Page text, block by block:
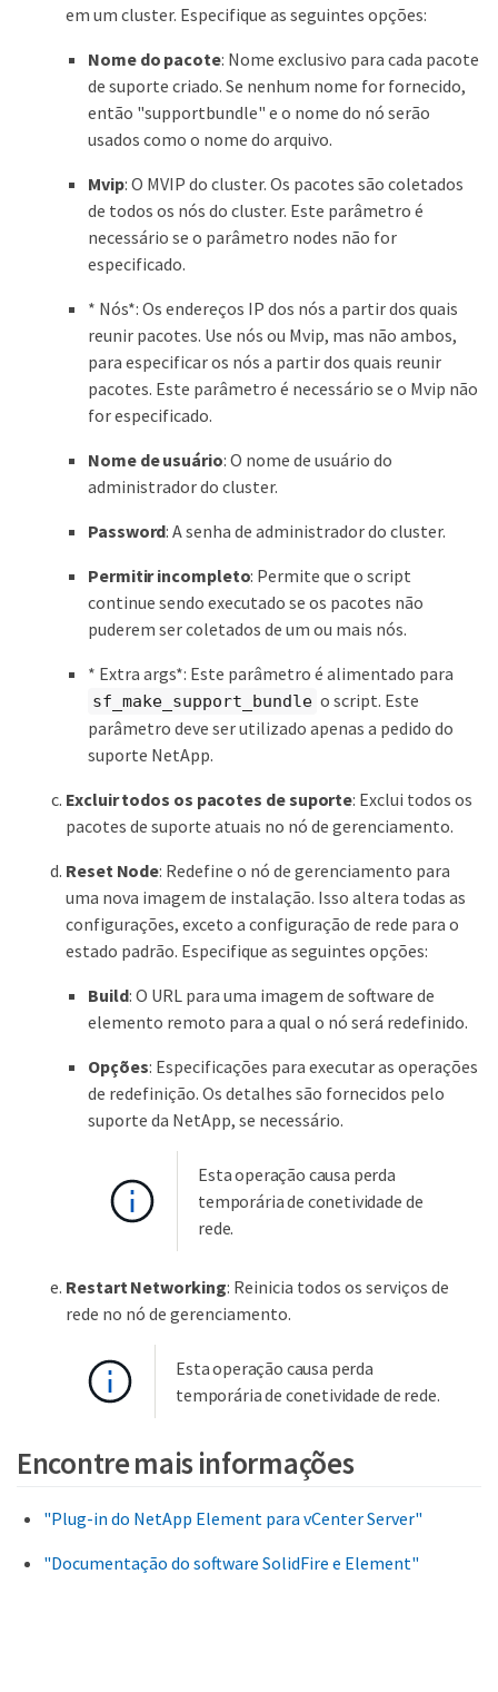
em um cluster. Especifique as seguintes opções:
Nome do pacote: Nome exclusivo para cada pacote
de suporte criado. Se nenhum nome for fornecido,
então "supportbundle" e o nome do nó serão
usados como o nome do arquivo.
Mvip: O MVIP do cluster. Os pacotes são coletados
de todos os nós do cluster. Este parâmetro é
necessário se o parâmetro nodes não for
especificado.
* Nós*: Os endereços IP dos nós a partir dos quais
reunir pacotes. Use nós ou Mvip, mas não ambos,
para especificar os nós a partir dos quais reunir
pacotes. Este parâmetro é necessário se o Mvip não
for especificado.
Nome de usuário: O nome de usuário do
administrador do cluster.
Password: A senha de administrador do cluster.
Permitir incompleto: Permite que o script
continue sendo executado se os pacotes não
puderem ser coletados de um ou mais nós.
* Extra args*: Este parâmetro é alimentado para
sf_make_support_bundle o script. Este
parâmetro deve ser utilizado apenas a pedido do
suporte NetApp.
Excluir todos os pacotes de suporte: Exclui todos os
pacotes de suporte atuais no nó de gerenciamento.
Reset Node: Redefine o nó de gerenciamento para
uma nova imagem de instalação. Isso altera todas as
configurações, exceto a configuração de rede para o
estado padrão. Especifique as seguintes opções:
Build: O URL para uma imagem de software de
elemento remoto para a qual o nó será redefinido.
Opções: Especificações para executar as operações
de redefinição. Os detalhes são fornecidos pelo
suporte da NetApp, se necessário.
Esta operação causa perda
temporária de conetividade de
rede.
Restart Networking: Reinicia todos os serviços de
rede no nó de gerenciamento.
Esta operação causa perda
temporária de conetividade de rede.
Encontre mais informações
"Plug-in do NetApp Element para vCenter Server"
"Documentação do software SolidFire e Element"